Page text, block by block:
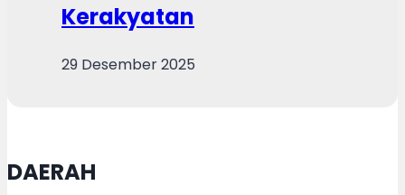
Kerakyatan
29 Desember 2025
DAERAH